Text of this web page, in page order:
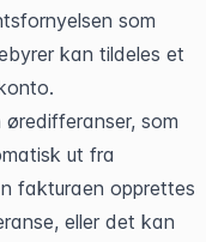
som
kan tildeles et
som
ut fra
fakturaen opprettes
eller det kan